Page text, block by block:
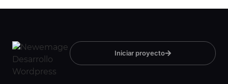
Iniciar proyecto